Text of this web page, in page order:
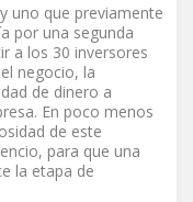
uno que previamente
por una segunda
a los 30 inversores
negocio, la
de dinero a
En poco menos
de este
para que una
la etapa de